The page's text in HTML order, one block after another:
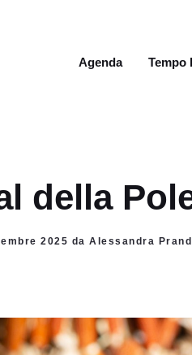
Agenda Tempo
della
2025 da Alessandra